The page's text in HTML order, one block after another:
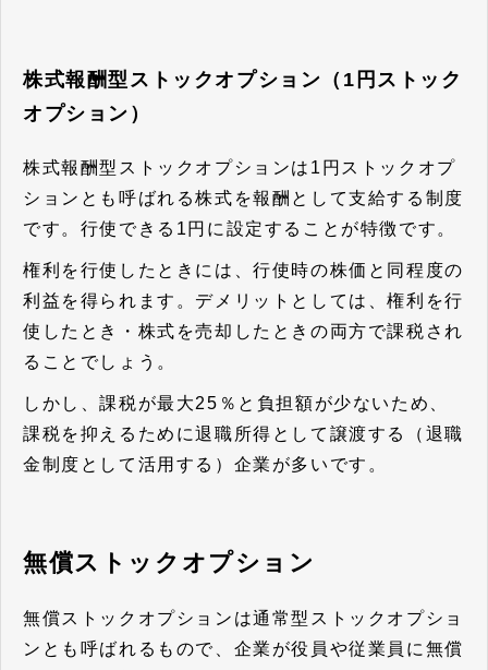
株式報酬型ストックオプション（1円ストック
オプション）
株式報酬型ストックオプションは1円ストックオプ
ションとも呼ばれる株式を報酬として支給する制度
です。行使できる1円に設定することが特徴です。
権利を行使したときには、行使時の株価と同程度の
利益を得られます。デメリットとしては、権利を行
使したとき・株式を売却したときの両方で課税され
ることでしょう。
しかし、課税が最大25％と負担額が少ないため、
課税を抑えるために退職所得として譲渡する（退職
金制度として活用する）企業が多いです。
無償ストックオプション
無償ストックオプションは通常型ストックオプショ
ンとも呼ばれるもので、企業が役員や従業員に無償